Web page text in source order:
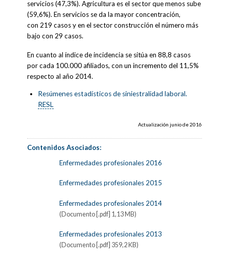
servicios (47,3%). Agricultura es el sector que menos sube
(59,6%). En servicios se da la mayor concentración,
con 219 casos y en el sector construcción el número más
bajo con 29 casos.
En cuanto al índice de incidencia se sitúa en 88,8 casos
por cada 100.000 afiliados, con un incremento del 11,5%
respecto al año 2014.
Resúmenes estadísticos de siniestralidad laboral.
RESL
Actualización junio de 2016
Contenidos Asociados:
Enfermedades profesionales 2016
Enfermedades profesionales 2015
Enfermedades profesionales 2014
(Documento [.pdf] 1,13 MB)
Enfermedades profesionales 2013
(Documento [.pdf] 359,2 KB)